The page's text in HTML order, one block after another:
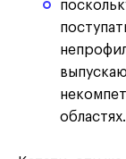
областях.